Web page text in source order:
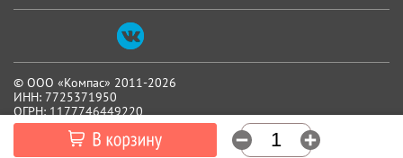
© ООО «Компас» 2011-2026
ИНН: 7725371950
ОГРН: 1177746449220
Все реквизиты